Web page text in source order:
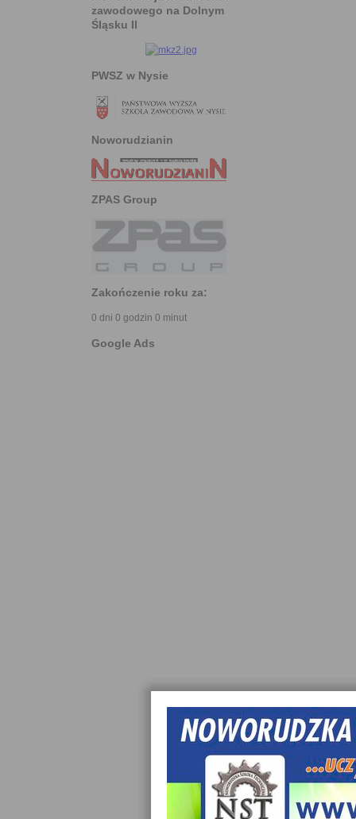
zawodowego na Dolnym
Śląsku II
PWSZ w Nysie
Noworudzianin
ZPAS Group
Zakończenie roku za:
0 dni 0 godzin 0 minut
Google Ads